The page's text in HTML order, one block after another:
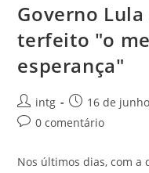
Governo
terfeito "o
esperança"
intg 16 de
0 comentário
Nos últimos dias, com a